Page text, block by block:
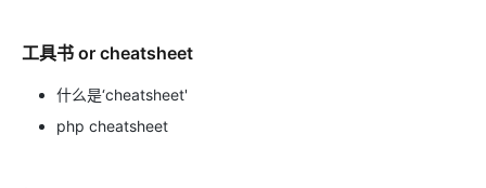
工具书 or cheatsheet
什么是‘cheatsheet'
php cheatsheet